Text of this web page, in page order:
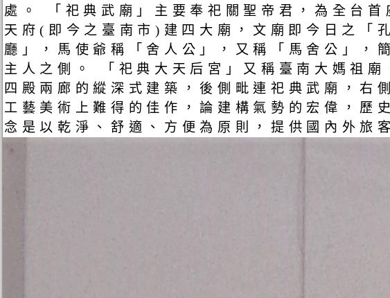
處。 「祀典武廟」主要奉祀關聖帝君，為全台
天府(即今之臺南市)建四大廟，文廟即今日之「
廳」，馬使爺稱「舍人公」，又稱「馬舍公」，
主人之側。 「祀典大天后宮」又稱臺南大媽祖
四殿兩廊的縱深式建築，後側毗連祀典武廟，右
工藝美術上難得的佳作，論建構氣勢的宏偉，歷
念是以乾淨、舒適、方便為原則，提供國內外旅